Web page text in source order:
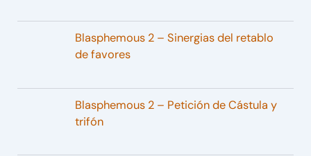
Blasphemous 2 – Sinergias del retablo
de favores
Blasphemous 2 – Petición de Cástula y
trifón